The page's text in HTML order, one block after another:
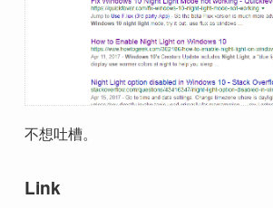
不想吐槽。
Link